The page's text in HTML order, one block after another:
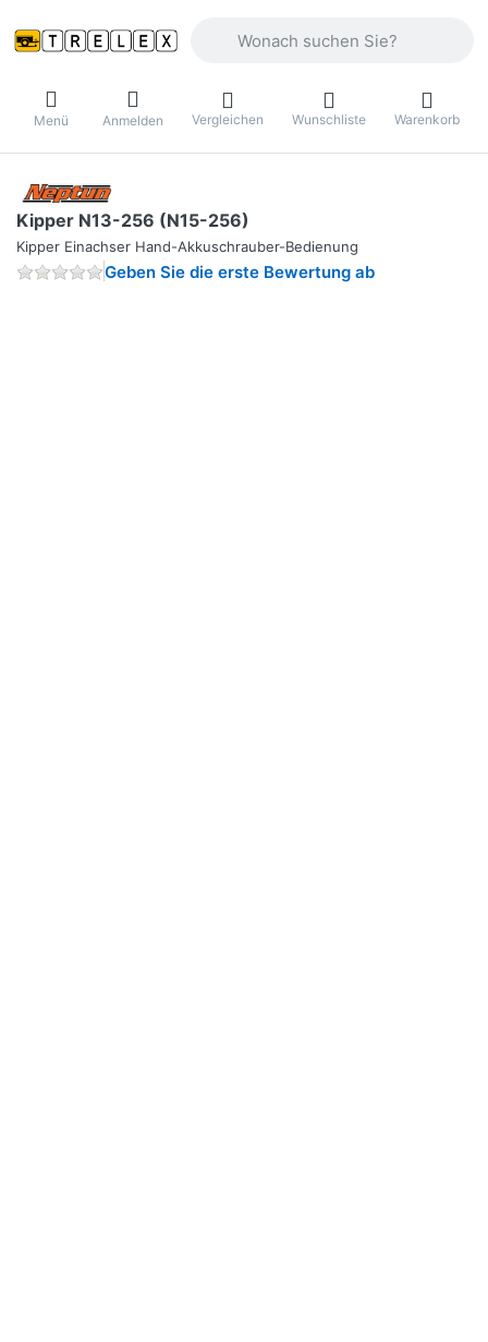
Menü Anmelden Vergleichen Wunschliste Warenkorb
Kipper N13-256 (N15-256)
Kipper Einachser Hand-Akkuschrauber-Bedienung
Geben Sie die erste Bewertung ab